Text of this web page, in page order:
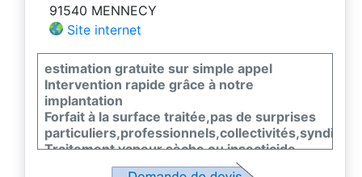
91540 MENNECY
Site internet
estimation gratuite sur simple appel
Intervention rapide grâce à notre
implantation
Forfait à la surface traitée,pas de surprises
particuliers,professionnels,collectivités,syndic
Traitement vapeur sèche ou insecticide